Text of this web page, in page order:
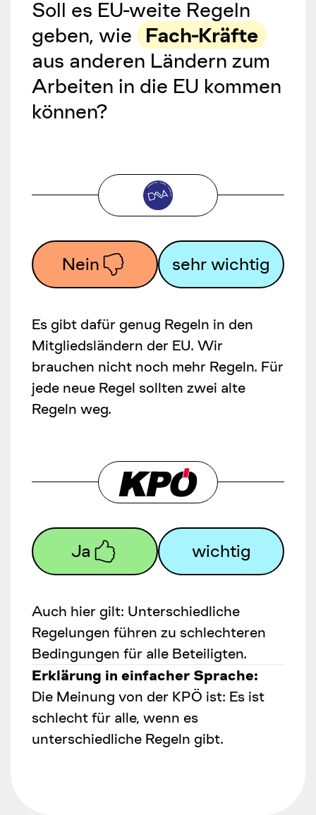
Soll es EU-weite Regeln
geben, wie Fach-Kräfte
aus anderen Ländern zum
Arbeiten in die EU kommen
können?
Nein sehr wichtig
Es gibt dafür genug Regeln in den
Mitgliedsländern der EU. Wir
brauchen nicht noch mehr Regeln. Für
jede neue Regel sollten zwei alte
Regeln weg.
Ja wichtig
Auch hier gilt: Unterschiedliche
Regelungen führen zu schlechteren
Bedingungen für alle Beteiligten.
Erklärung in einfacher Sprache:
Die Meinung von der KPÖ ist: Es ist
schlecht für alle, wenn es
unterschiedliche Regeln gibt.